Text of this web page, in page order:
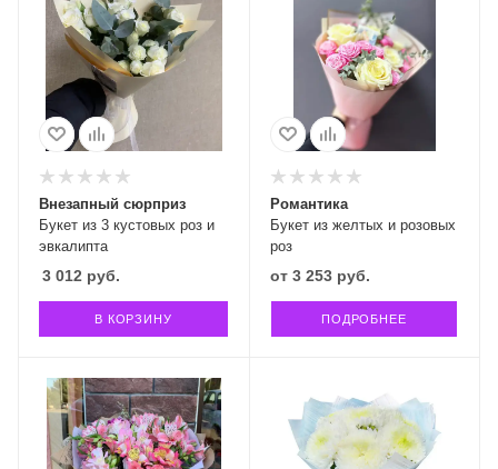
Букет из 3 кустовых роз и
эвкалипта
Внезапный сюрприз
3 012 руб.
В КОРЗИНУ
Букет из желтых и розовых
роз
Романтика
от 3 253 руб.
ПОДРОБНЕЕ